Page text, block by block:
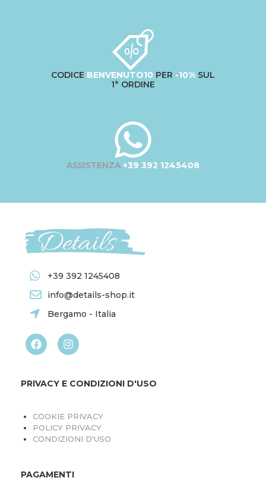
CODICE BENVENUTO10 PER -10% SUL
1° ORDINE
ASSISTENZA +39 392 1245408
+39 392 1245408
info@details-shop.it
Bergamo - Italia
PRIVACY E CONDIZIONI D'USO
COOKIE PRIVACY
POLICY PRIVACY
CONDIZIONI D'USO
PAGAMENTI